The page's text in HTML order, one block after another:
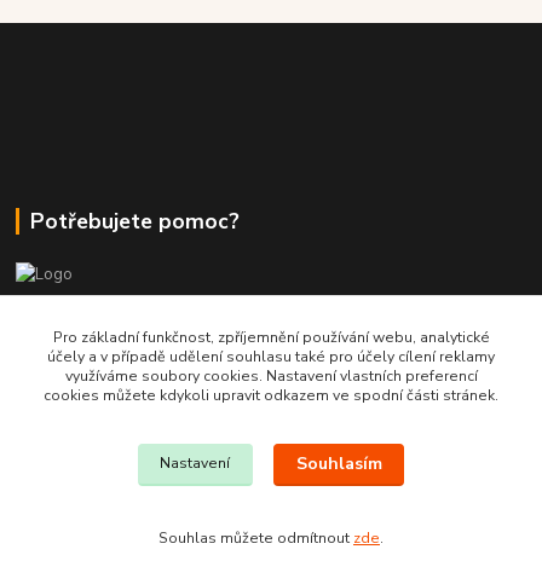
Potřebujete pomoc?
+420 380 830 198
wokas.online@yahoo.cz
Pro základní funkčnost, zpříjemnění používání webu, analytické
účely a v případě udělení souhlasu také pro účely cílení reklamy
využíváme soubory cookies. Nastavení vlastních preferencí
cookies můžete kdykoli upravit odkazem ve spodní části stránek.
Nastavení Souhlasím
Souhlas můžete odmítnout zde.